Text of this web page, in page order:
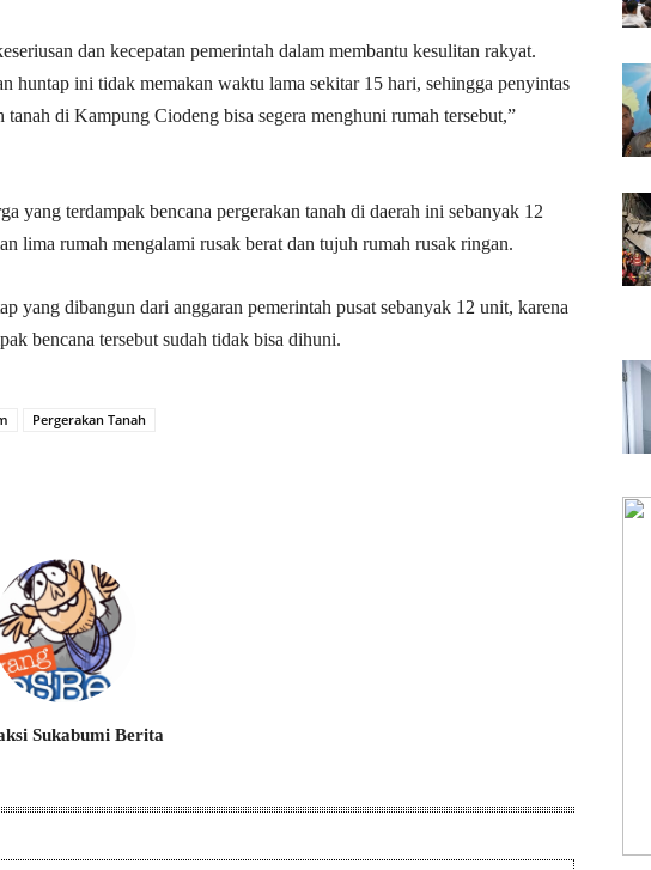
dan kecepatan pemerintah dalam membantu kesulitan rakyat.
huntap ini tidak memakan waktu lama sekitar 15 hari, sehingga penyintas
tanah di Kampung Ciodeng bisa segera menghuni rumah tersebut,”
yang terdampak bencana pergerakan tanah di daerah ini sebanyak 12
lima rumah mengalami rusak berat dan tujuh rumah rusak ringan.
yang dibangun dari anggaran pemerintah pusat sebanyak 12 unit, karena
bencana tersebut sudah tidak bisa dihuni.
Pergerakan Tanah
Sukabumi Berita